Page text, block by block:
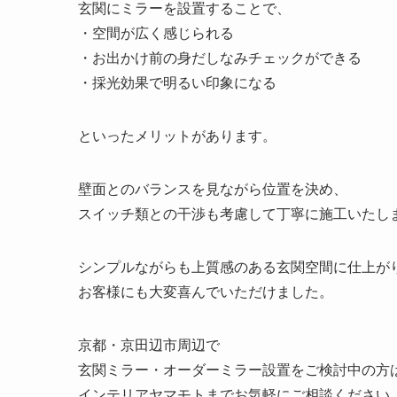
玄関にミラーを設置することで、
・空間が広く感じられる
・お出かけ前の身だしなみチェックができる
・採光効果で明るい印象になる
といったメリットがあります。
壁面とのバランスを見ながら位置を決め、
スイッチ類との干渉も考慮して丁寧に施工いたし
シンプルながらも上質感のある玄関空間に仕上が
お客様にも大変喜んでいただけました。
京都・京田辺市周辺で
玄関ミラー・オーダーミラー設置をご検討中の方